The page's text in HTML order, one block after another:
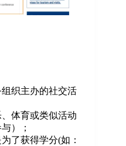
织主办的社交活
体育或类似活动
）；
了获得学分(如：